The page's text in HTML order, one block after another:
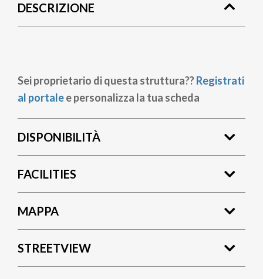
pane
DESCRIZIONE
Sei proprietario di questa struttura??Registrati
al portalee personalizza la tua scheda
DISPONIBILITÀ
FACILITIES
MAPPA
STREETVIEW